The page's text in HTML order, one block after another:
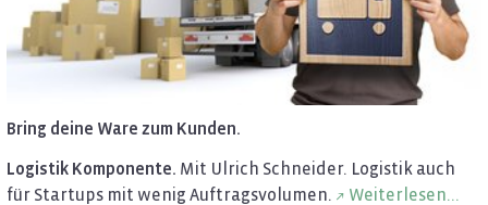
Bring deine Ware zum Kun­den.
Lo­gis­tik Kom­po­nen­te. Mit Ul­rich Schnei­der. Lo­gis­tik auch
für Star­tups mit wenig Auf­trags­vo­lu­men.
Wei­ter­le­sen...